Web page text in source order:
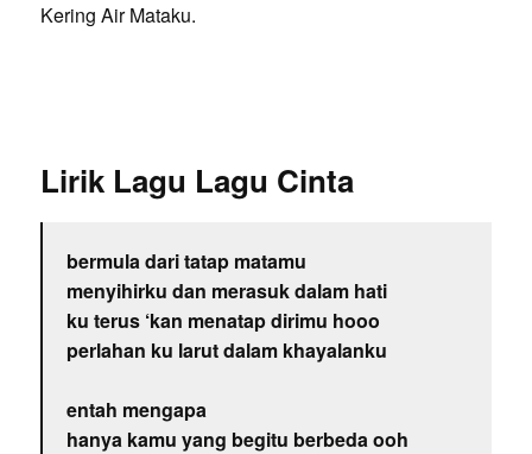
Kering Air Mataku.
Lirik Lagu Lagu Cinta
bermula dari tatap matamu
menyihirku dan merasuk dalam hati
ku terus ‘kan menatap dirimu hooo
perlahan ku larut dalam khayalanku
entah mengapa
hanya kamu yang begitu berbeda ooh